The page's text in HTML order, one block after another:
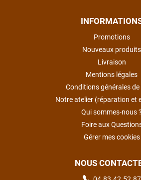
Promotions
Nouveaux produits
Livraison
Mentions légales
Conditions générales de
Notre atelier (réparation et
Qui sommes-nous ?
Foire aux
Gérer mes cookies
NOUS